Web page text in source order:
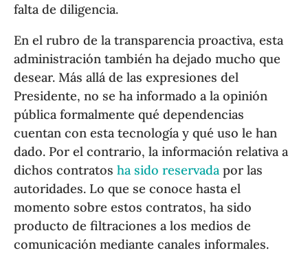
falta de diligencia.
En el rubro de la transparencia proactiva, esta
administración también ha dejado mucho que
desear. Más allá de las expresiones del
Presidente, no se ha informado a la opinión
pública formalmente qué dependencias
cuentan con esta tecnología y qué uso le han
dado. Por el contrario, la información relativa a
dichos contratosha sido reservada por las
autoridades. Lo que se conoce hasta el
momento sobre estos contratos, ha sido
producto de filtraciones a los medios de
comunicación mediante canales informales.